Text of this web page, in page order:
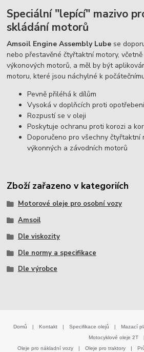
Speciální "lepící" mazivo
skládání motorů
Amsoil Engine Assembly Lube se
nebo přestavěné čtyřtaktní motory,
výkonových motorů, a měl by být
motoru, které jsou náchylné k
Pevně ​​přiléhá k dílům
Vysoká v doplňcích proti
Rozpustí se v oleji
Poskytuje ochranu proti korozi a
Doporučeno pro všechny čtyřtaktní
výkonných a závodních motorů
Zboží zařazeno v kategoriích
Motorové oleje pro osobní vozy
Amsoil
Dle viskozity
Dle normy a specifikace
Dle výrobce
Domů | Kontakt | Specifikace olejů | Mazací
Motocyklové oleje 2T
Oleje pro nákladní vozy
| Oleje pro traktory |